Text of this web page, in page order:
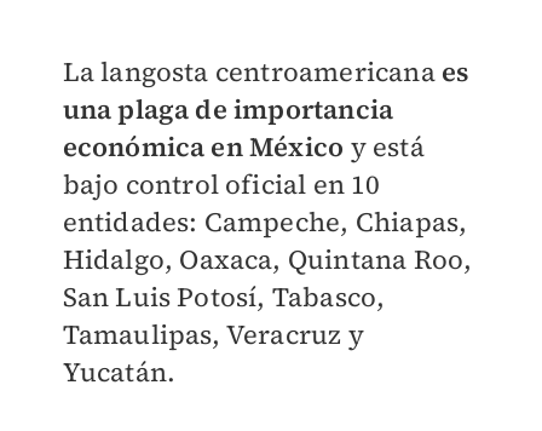
La langosta centroamericana es
una plaga de importancia
económica en México y está
bajo control oficial en 10
entidades: Campeche, Chiapas,
Hidalgo, Oaxaca, Quintana Roo,
San Luis Potosí, Tabasco,
Tamaulipas, Veracruz y
Yucatán.